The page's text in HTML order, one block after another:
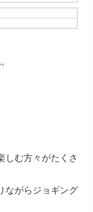
しむ方々がたくさ
ながらジョギング